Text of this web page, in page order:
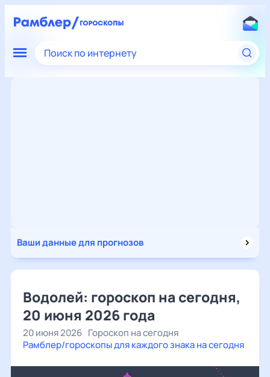
Поиск по интернету
Ваши данные для прогнозов
Водолей: гороскоп на сегодня,
20 июня 2026 года
20 июня 2026 Гороскоп на сегодня
Рамблер/гороскопы для каждого знака на сегодня